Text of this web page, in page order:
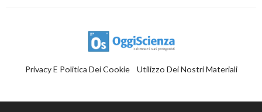
Privacy E Politica Dei Cookie Utilizzo Dei Nostri Materiali